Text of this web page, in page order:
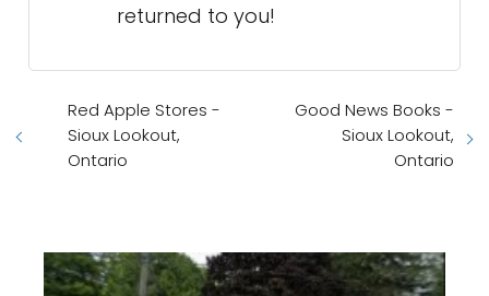
returned to you!
Red Apple Stores -
Sioux Lookout,
Ontario
Good News Books -
Sioux Lookout,
Ontario